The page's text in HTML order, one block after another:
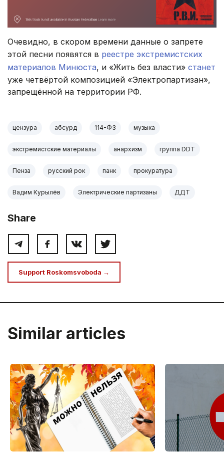
Очевидно, в скором времени данные о запрете
этой песни появятся в реестре экстремистских
материалов Минюста, и «Жить без власти» станет
уже четвёртой композицией «Электропартизан»,
запрещённой на территории РФ.
цензура абсурд 114-ФЗ музыка
экстремистские материалы анархизм группа DDT
Пенза русский рок панк прокуратура
Вадим Курылёв Электрические партизаны ДДТ
Share
Support Roskomsvoboda →
Similar articles